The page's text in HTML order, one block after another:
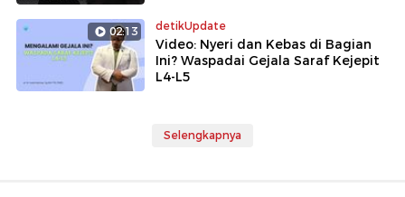
02:13 detikUpdate
Video: Nyeri dan Kebas di Bagian
Ini? Waspadai Gejala Saraf Kejepit
L4-L5
Selengkapnya